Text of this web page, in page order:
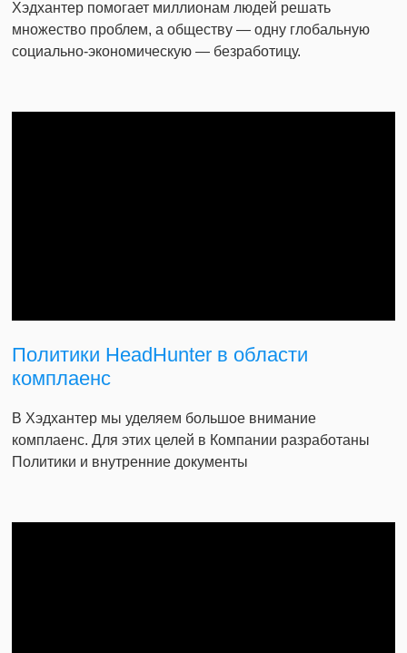
Хэдхантер помогает миллионам людей решать
множество проблем, а обществу — одну глобальную
социально-экономическую — безработицу.
Политики HeadHunter в области
комплаенс
В Хэдхантер мы уделяем большое внимание
комплаенс. Для этих целей в Компании разработаны
Политики и внутренние документы